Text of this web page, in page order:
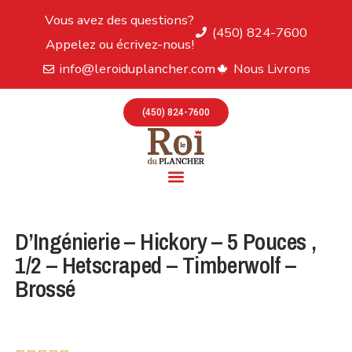
Vous avez des questions?
Appelez ou écrivez-nous!
(450) 824-7600
info@leroiduplancher.com Nous Livrons
(450) 824-7600
D’Ingénierie – Hickory – 5 Pouces ,
1/2 – Hetscraped – Timberwolf –
Brossé